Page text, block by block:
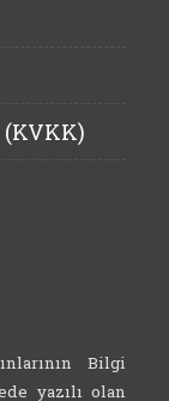
Bilgi
yazılı olan